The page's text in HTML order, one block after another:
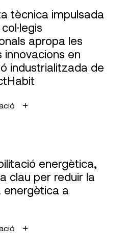
tècnica impulsada
apropa les
innovacions en
industrialitzada de
energètica,
clau per reduir la
energètica a